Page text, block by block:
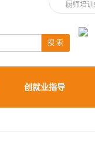
厨师培训
搜 索
创就业指导